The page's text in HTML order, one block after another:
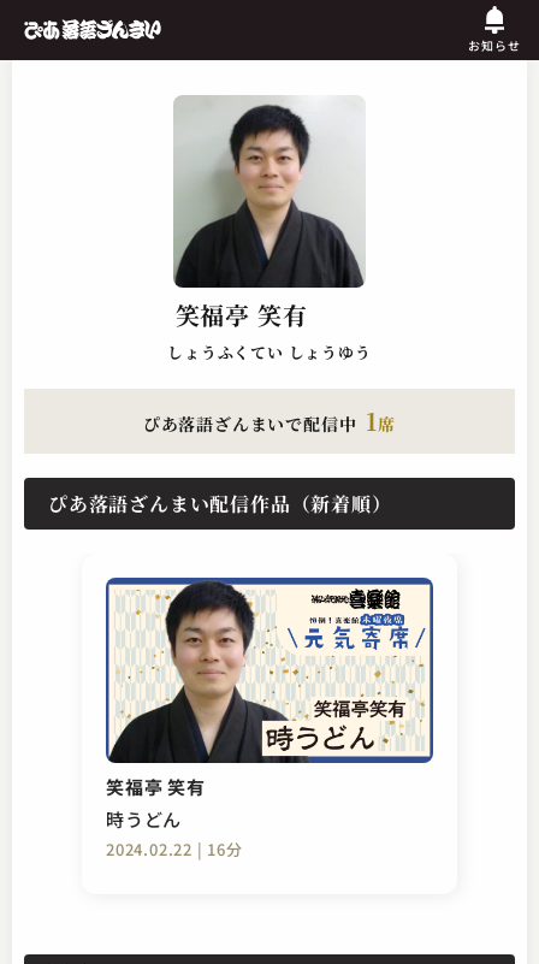
お知らせ
笑福亭 笑有
しょうふくてい しょうゆう
ぴあ落語ざんまいで配信中 1席
ぴあ落語ざんまい配信作品（新着順）
笑福亭 笑有
時うどん
2024.02.22 | 16分